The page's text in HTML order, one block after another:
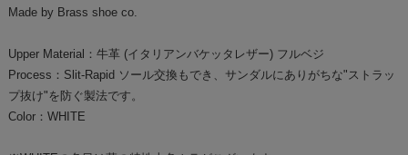
Made by Brass shoe co.
Upper Material：牛革 (イタリアンバケッタレザー) フルベジ
Process：Slit-Rapid ソール交換もでき、サンダルにありがちな"ストラッ
プ抜け"を防ぐ製法です。
Color：WHITE